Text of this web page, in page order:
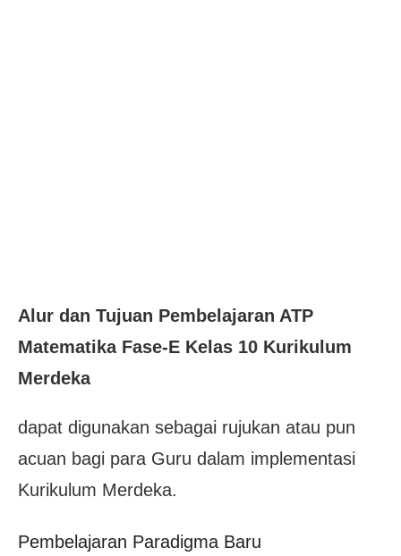
Alur dan Tujuan Pembelajaran ATP
Matematika Fase-E Kelas 10 Kurikulum
Merdeka
dapat digunakan sebagai rujukan atau pun
acuan bagi para Guru dalam implementasi
Kurikulum Merdeka.
Pembelajaran Paradigma Baru